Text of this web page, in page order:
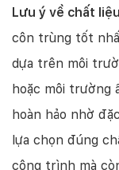
Lưu ý về chất
côn trùng tốt
dựa trên môi
hoặc môi trường
hoàn hảo nhờ
lựa chọn đúng
công trình mà